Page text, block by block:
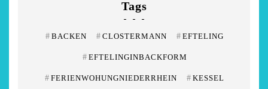
Tags
# BACKEN # CLOSTERMANN # EFTELING
# EFTELINGINBACKFORM
# FERIENWOHUNGNIEDERRHEIN # KESSEL